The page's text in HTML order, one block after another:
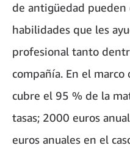
de antigüedad pueden
habilidades que les
profesional tanto
compañía. En el
cubre el 95 % de la
tasas; 2000 euros
euros anuales en el